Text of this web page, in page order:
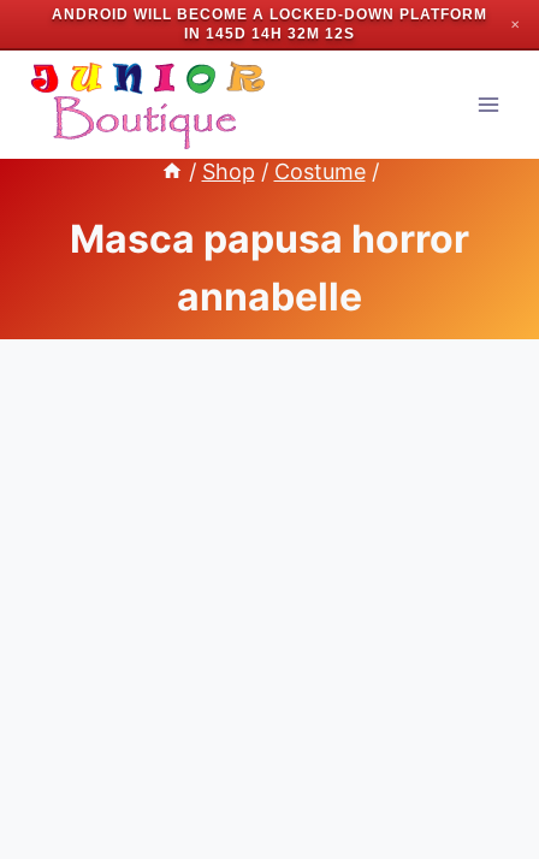
ANDROID WILL BECOME A LOCKED-DOWN PLATFORM
IN 145D 14H 32M 11S
✕
Skip
content
/ Shop / Costume /
Masca papusa horror
annabelle